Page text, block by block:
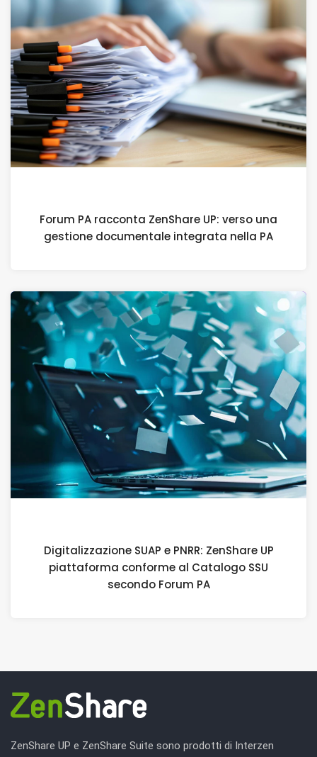
Forum PA racconta ZenShare UP: verso una
gestione documentale integrata nella PA
Digitalizzazione SUAP e PNRR: ZenShare UP
piattaforma conforme al Catalogo SSU
secondo Forum PA
ZenShare UP e ZenShare Suite sono prodotti di Interzen